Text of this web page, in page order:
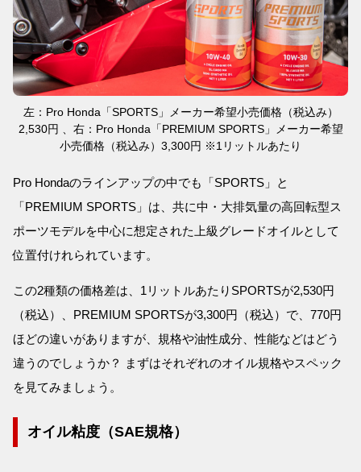
左：Pro Honda「SPORTS」メーカー希望小売価格（税込み）
2,530円 、右：Pro Honda「PREMIUM SPORTS」メーカー希望
小売価格（税込み）3,300円 ※1リットルあたり
Pro Hondaのラインアップの中でも「SPORTS」と
「PREMIUM SPORTS」は、共に中・大排気量の高回転型ス
ポーツモデルを中心に想定された上級グレードオイルとして
位置付けれられています。
この2種類の価格差は、1リットルあたりSPORTSが2,530円
（税込）、PREMIUM SPORTSが3,300円（税込）で、770円
ほどの違いがありますが、規格や油性成分、性能などはどう
違うのでしょうか？ まずはそれぞれのオイル規格やスペック
を見てみましょう。
オイル粘度（SAE規格）